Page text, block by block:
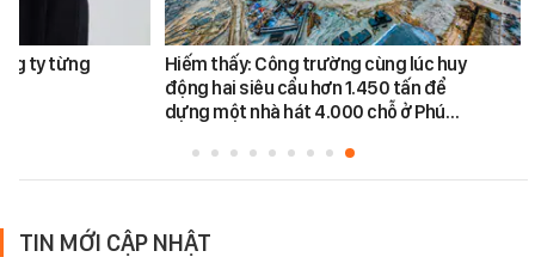
ty từng
Hiếm thấy: Công trường cùng lúc huy
động hai siêu cẩu hơn 1.450 tấn để
dựng một nhà hát 4.000 chỗ ở Phú…
TIN MỚI CẬP NHẬT